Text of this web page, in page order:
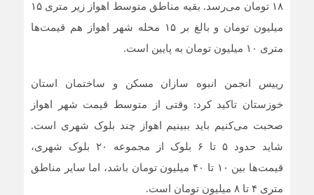
۱۸ تومان می‌رسد. بقیه مناطق متوسط اهواز زیر متری ۱۵
میلیون تومان و بالغ بر ۱۵ محله شهر اهواز هم قیمت‌ها
متری ۱۰ میلیون تومان به پایین است.
رییس انجمن انبوه سازان مسکن و ساختمان استان
خوزستان تاکید کرد: وقتی از متوسط قیمت شهر اهواز
صحبت می‌کنیم باید ببینیم اهواز چند بلوک شهری است.
شاید حدود ۵ تا ۶ بلوک از مجموعه ۲۰ بلوک شهری،
قیمت‌ها بین ۱۰ تا ۴۰ میلیون تومان باشد، اما سایر مناطق
متری ۴ تا ۸ میلیون تومان است.